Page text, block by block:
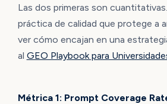
Las dos primeras son
práctica de calidad que protege a
ver cómo encajan en una
al GEO Playbook para
Métrica 1: Prompt Coverage